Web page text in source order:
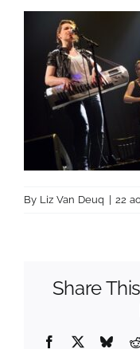
By Liz Van Deuq 22
Share
Facebook